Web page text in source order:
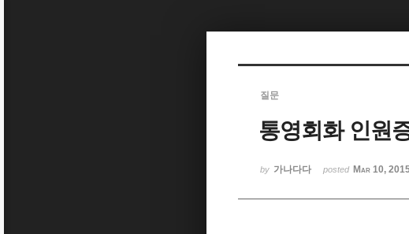
질문
통영회화 인원
by 가나다다 posted Mar 10,
Sketchbook5, 스케치북5
Sketchbook5, 스케치북5